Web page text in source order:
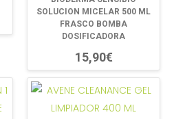
SOLUCION MICELAR 500 ML
FRASCO BOMBA
DOSIFICADORA
15,90€